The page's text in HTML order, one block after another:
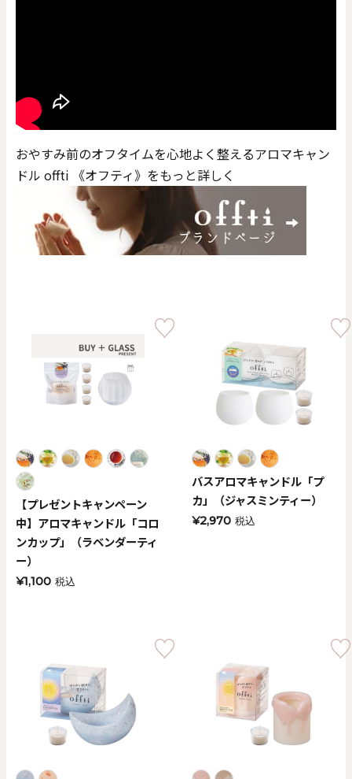
おやすみ前のオフタイムを心地よく整えるアロマキャン
ドル offti 《オフティ》をもっと詳しく
【プレゼントキャンペーン
中】アロマキャンドル「コロ
ンカップ」（ラベンダーティ
ー）
¥1,100 税込
バスアロマキャンドル「プ
カ」（ジャスミンティー）
¥2,970 税込